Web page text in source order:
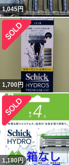
1,045円
1,700円
1,180円